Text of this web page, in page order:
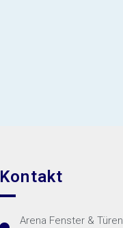
Kontakt
Arena Fenster & Türen